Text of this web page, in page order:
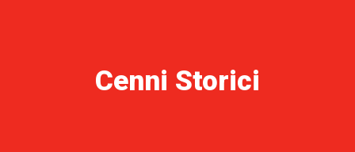
IL NOSTRO MONDOCenni Storici